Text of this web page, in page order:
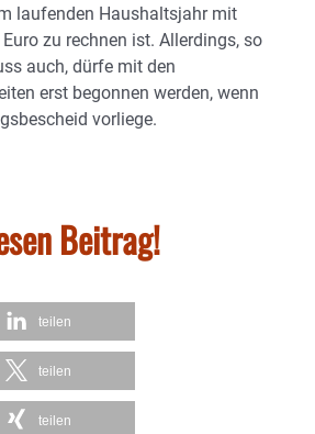
laufenden Haushaltsjahr mit
zu rechnen ist. Allerdings, so
auch, dürfe mit den
erst begonnen werden, wenn
vorliege.
Beitrag!
teilen
teilen
teilen